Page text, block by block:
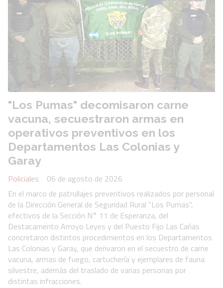
"Los Pumas" decomisaron carne
vacuna, secuestraron armas en
operativos preventivos en los
Departamentos Las Colonias y
Garay
Policiales
06 de agosto de 2026
En el marco de patrullajes preventivos realizados por personal
de la Dirección General de Seguridad Rural "Los Pumas",
efectivos de la Sección N° 11 de Esperanza, del
Destacamento Arroyo Leyes y del Puesto Fijo Las Cañas
concretaron distintos procedimientos en los Departamentos
Las Colonias y Garay, que derivaron en el secuestro de carne
vacuna, armas de fuego, cartuchería y ejemplares de fauna
silvestre, además del traslado de varias personas por
distintas infracciones.